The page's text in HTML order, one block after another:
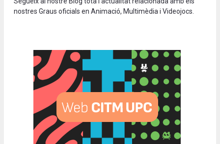
nostres Graus oficials en Animació, Multimèdia i Videojocs.